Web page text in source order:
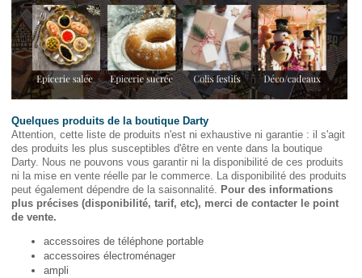
Quelques produits de la boutique Darty
Attention, cette liste de produits n'est ni exhaustive ni garantie : il s'agit
des produits les plus susceptibles d'être en vente dans la boutique
Darty. Nous ne pouvons vous garantir ni la disponibilité de ces produits
ni la mise en vente réelle par le commerce. La disponibilité des produits
peut également dépendre de la saisonnalité. Pour des informations
plus précises (disponibilité, tarif, etc), merci de contacter le point
de vente.
accessoires de téléphone portable
accessoires électroménager
ampli